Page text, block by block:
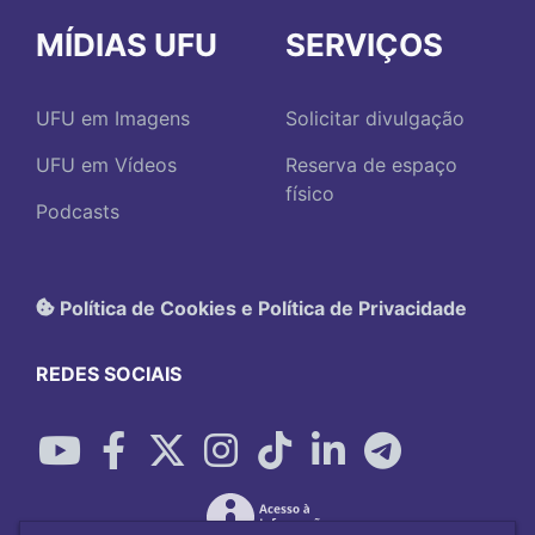
MÍDIAS UFU
UFU em Imagens
UFU em Vídeos
Podcasts
SERVIÇOS
Solicitar divulgação
Reserva de espaço
físico
Política de Cookies e Política de Privacidade
REDES SOCIAIS